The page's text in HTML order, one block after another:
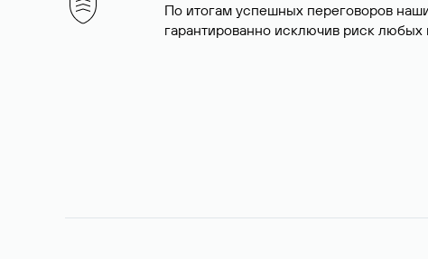
По итогам успешных переговоров
гарантированно исключив риск